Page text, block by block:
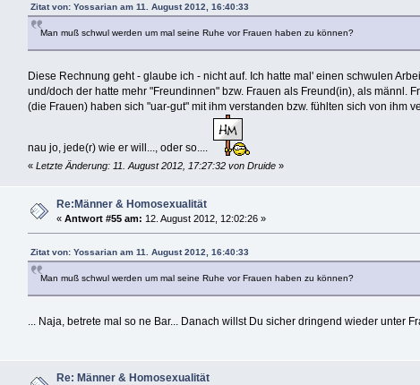
Zitat von: Yossarian am 11. August 2012, 16:40:33
Man muß schwul werden um mal seine Ruhe vor Frauen haben zu können?
Diese Rechnung geht - glaube ich - nicht auf. Ich hatte mal' einen schwulen
und/doch der hatte mehr "Freundinnen" bzw. Frauen als Freund(in), als männl.
(die Frauen) haben sich "uar-gut" mit ihm verstanden bzw. fühlten sich von ihm
nau jo, jede(r) wie er will..., oder so....
« Letzte Änderung: 11. August 2012, 17:27:32 von Druide»
Re:Männer & Homosexualität
«Antwort #55 am: 12. August 2012, 12:02:26 »
Zitat von: Yossarian am 11. August 2012, 16:40:33
Man muß schwul werden um mal seine Ruhe vor Frauen haben zu können?
... Naja, betrete mal so ne Bar... Danach willst Du sicher dringend wieder unter
Re: Männer & Homosexualität